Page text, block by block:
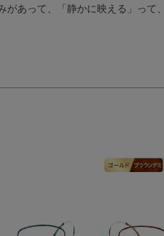
あって、「静かに映える」って